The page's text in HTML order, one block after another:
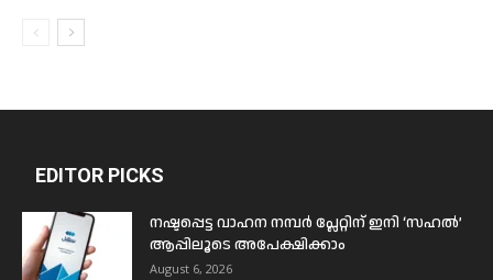
EDITOR PICKS
നഷ്ടപ്പെട്ട വാഹന നമ്പർ പ്ലേറ്റിന് ഇനി ‘സഹൽ’
ആപ്പിലൂടെ അപേക്ഷിക്കാം
August 6, 2026